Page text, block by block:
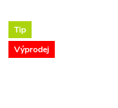
Tip
Výprodej